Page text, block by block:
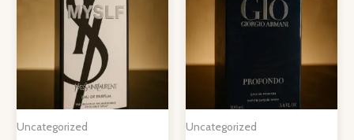
Uncategorized Uncategorized